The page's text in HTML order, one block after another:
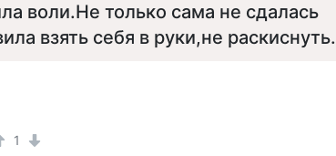
воли.Не только сама не сдалась
взять себя в руки,не раскиснуть.
1